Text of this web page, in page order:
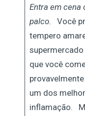
Entra em cena
palco. Você
tempero
que você
um dos
inflamação.